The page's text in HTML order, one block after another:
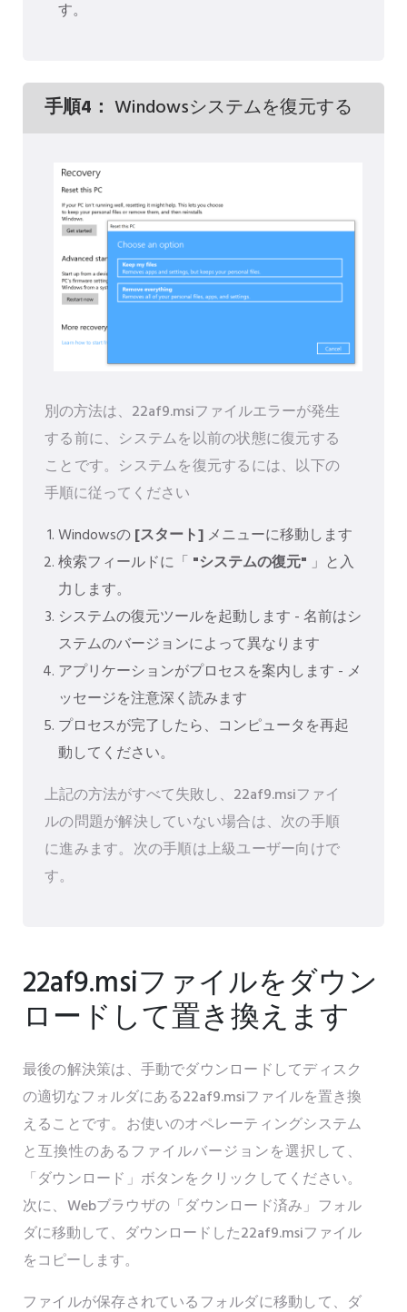
す。
手順4： Windowsシステムを復元する
別の方法は、22af9.msiファイルエラーが発生
する前に、システムを以前の状態に復元する
ことです。システムを復元するには、以下の
手順に従ってください
Windowsの[スタート] メニューに移動します
検索フィールドに「 "システムの復元" 」と入
力します。
システムの復元ツールを起動します - 名前はシ
ステムのバージョンによって異なります
アプリケーションがプロセスを案内します - メ
ッセージを注意深く読みます
プロセスが完了したら、コンピュータを再起
動してください。
上記の方法がすべて失敗し、22af9.msiファイ
ルの問題が解決していない場合は、次の手順
に進みます。次の手順は上級ユーザー向けで
す。
22af9.msiファイルをダウン
ロードして置き換えます
最後の解決策は、手動でダウンロードしてディスク
の適切なフォルダにある22af9.msiファイルを置き換
えることです。お使いのオペレーティングシステム
と互換性のあるファイルバージョンを選択して、
「ダウンロード」ボタンをクリックしてください。
次に、Webブラウザの「ダウンロード済み」フォル
ダに移動して、ダウンロードした22af9.msiファイル
をコピーします。
ファイルが保存されているフォルダに移動して、ダ